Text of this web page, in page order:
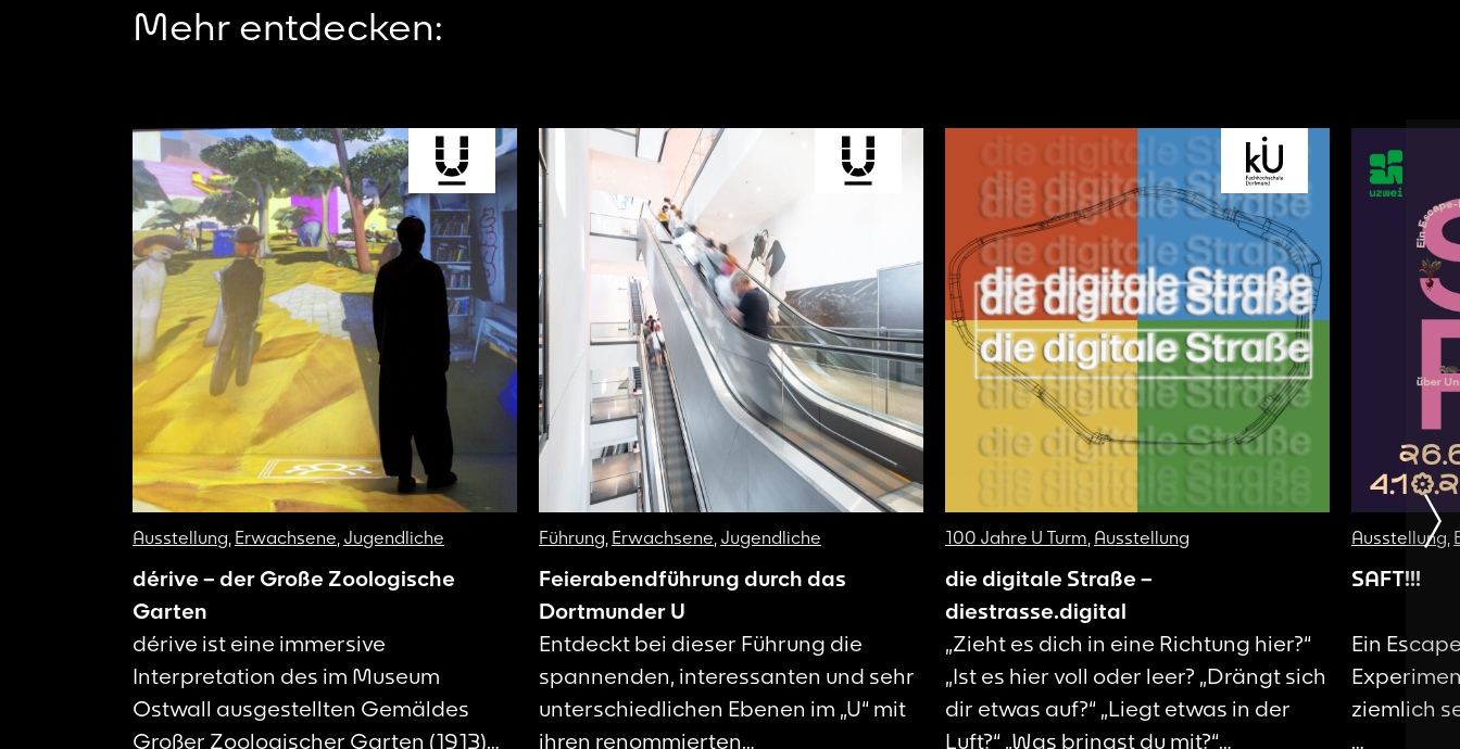
Mehr entdecken:
Ausstellung, Erwachsene, Jugendliche
dérive – der Große Zoologische
Garten
dérive ist eine immersive
Interpretation des im Museum
Ostwall ausgestellten Gemäldes
Großer Zoologischer Garten (1913)
Führung, Erwachsene, Jugendliche
Feierabendführung durch das
Dortmunder U
Entdeckt bei dieser Führung die
spannenden, interessanten und sehr
unterschiedlichen Ebenen im „U“ mit
ihren renommierten
100 Jahre U Turm, Ausstellung
die digitale Straße –
diestrasse.digital
„Zieht es dich in eine Richtung hier?“
„Ist es hier voll oder leer? „Drängt sich
dir etwas auf?“ „Liegt etwas in der
Luft?“ „Was bringst du mit?“
Ausstellung,
SAFT!!!
Ein
ziemlich